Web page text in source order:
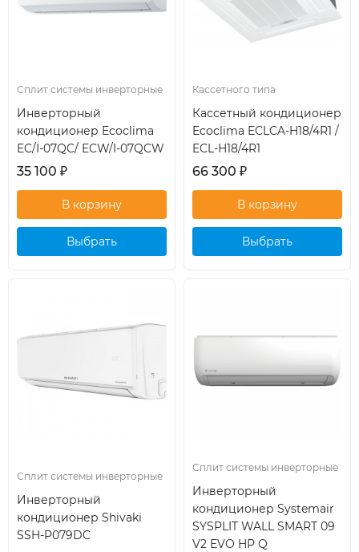
Сплит системы инверторные
Инверторный
кондиционер Ecoclima
EC/I-07QC/ ECW/I-07QCW
35 100 ₽
Выбрать
Кассетного типа
Кассетный кондиционер
Ecoclima ECLCA-H18/4R1 /
ECL-H18/4R1
66 300 ₽
Выбрать
Сплит системы инверторные
Инверторный
кондиционер Shivaki
SSH-P079DC
Сплит системы инверторные
Инверторный
кондиционер Systemair
SYSPLIT WALL SMART 09
V2 EVO HP Q